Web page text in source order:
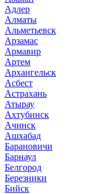
Адлер
Алматы
Альметьевск
Арзамас
Армавир
Артем
Архангельск
Асбест
Астрахань
Атырау
Ахтубинск
Ачинск
Ашхабад
Барановичи
Барнаул
Белгород
Березники
Бийск